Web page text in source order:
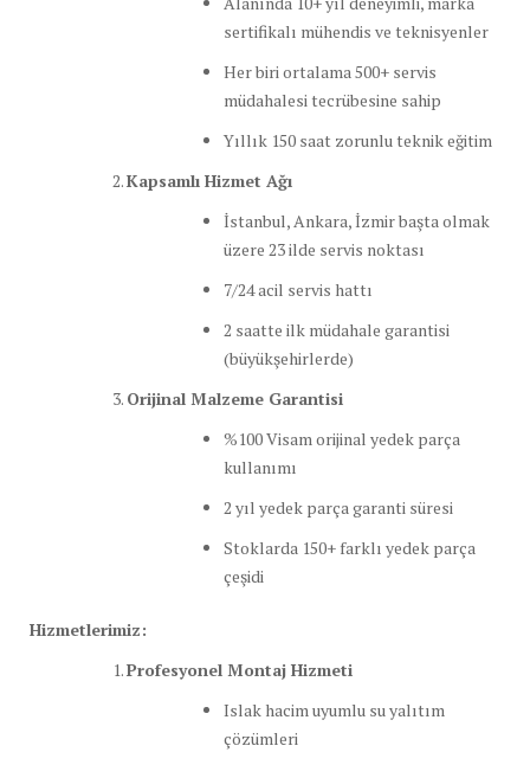
sertifikalı mühendis ve teknisyenler
Her biri ortalama 500+ servis
müdahalesi tecrübesine sahip
Yıllık 150 saat zorunlu teknik eğitim
Kapsamlı Hizmet Ağı
İstanbul, Ankara, İzmir başta olmak
üzere 23 ilde servis noktası
7/24 acil servis hattı
2 saatte ilk müdahale garantisi
(büyükşehirlerde)
Orijinal Malzeme Garantisi
%100 Visam orijinal yedek parça
kullanımı
2 yıl yedek parça garanti süresi
Stoklarda 150+ farklı yedek parça
çeşidi
Hizmetlerimiz:
Profesyonel Montaj Hizmeti
Islak hacim uyumlu su yalıtım
çözümleri